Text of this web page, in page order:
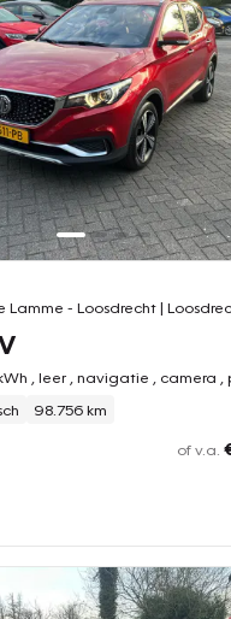
Lamme - Loosdrecht|
98.756 km
of v.a.